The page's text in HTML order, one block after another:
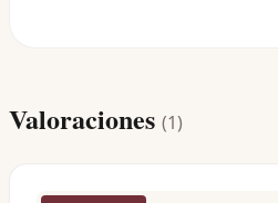
Valoraciones (1)